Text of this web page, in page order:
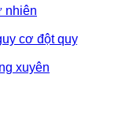
nhiên
cơ đột quỵ
xuyên